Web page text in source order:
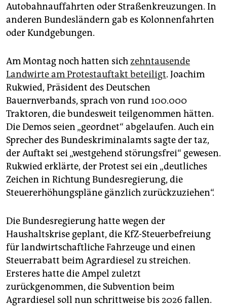
Autobahnauffahrten oder Straßenkreuzungen. In
anderen Bundesländern gab es Kolonnenfahrten
oder Kundgebungen.
Am Montag noch hatten sichzehntausende
Landwirte am Protestauftakt beteiligt. Joachim
Rukwied, Präsident des Deutschen
Bauernverbands, sprach von rund 100.000
Traktoren, die bundesweit teilgenommen hätten.
Die Demos seien „geordnet“ abgelaufen. Auch ein
Sprecher des Bundeskriminalamts sagte der taz,
der Auftakt sei „westgehend störungsfrei“ gewesen.
Rukwied erklärte, der Protest sei ein „deutliches
Zeichen in Richtung Bundesregierung, die
Steuererhöhungspläne gänzlich zurückzuziehen“.
Die Bundesregierung hatte wegen der
Haushaltskrise geplant, die KfZ-Steuerbefreiung
für landwirtschaftliche Fahrzeuge und einen
Steuerrabatt beim Agrardiesel zu streichen.
Ersteres hatte die Ampel zuletzt
zurückgenommen, die Subvention beim
Agrardiesel soll nun schrittweise bis 2026 fallen.